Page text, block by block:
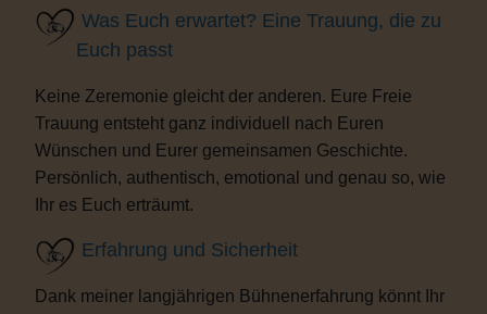
Was Euch erwartet? Eine Trauung, die zu
Euch passt
Keine Zeremonie gleicht der anderen. Eure Freie
Trauung entsteht ganz individuell nach Euren
Wünschen und Eurer gemeinsamen Geschichte.
Persönlich, authentisch, emotional und genau so, wie
Ihr es Euch erträumt.
Erfahrung und Sicherheit
Dank meiner langjährigen Bühnenerfahrung könnt Ihr